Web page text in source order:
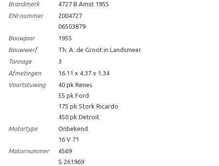
Brandmerk
4727 B Amst 1955
ENI-nummer
2004727
06503879
Bouwjaar
1955
Bouwwerf
Th. A. de Groot in Landsmeer
Tonnage
3
Afmetingen
16.11 x 4.37 x 1.34
Voortstuwing
40 pk Renes
55 pk Ford
175 pk Stork Ricardo
450 pk Detroit
Motortype
Onbekend
16 V 71
Motornummer
4569
S 261969